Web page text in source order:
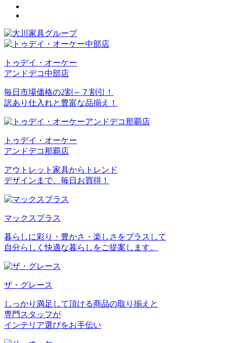
トゥデイ・オーケー
アンドデコ中部店
毎日市場価格の2割～７割引！
訳あり仕入れと豊富な品揃え！
トゥデイ・オーケー
アンドデコ那覇店
アウトレット家具からトレンド
デザインまで、毎日お買得！
マックスプラス
暮らしに彩り・豊かさ・楽しさをプラスして
自分らしく快適な暮らしをご提案します。
ザ・グレース
しっかり満足して頂ける商品の取り揃えと
専門スタッフが
インテリア選びをお手伝い